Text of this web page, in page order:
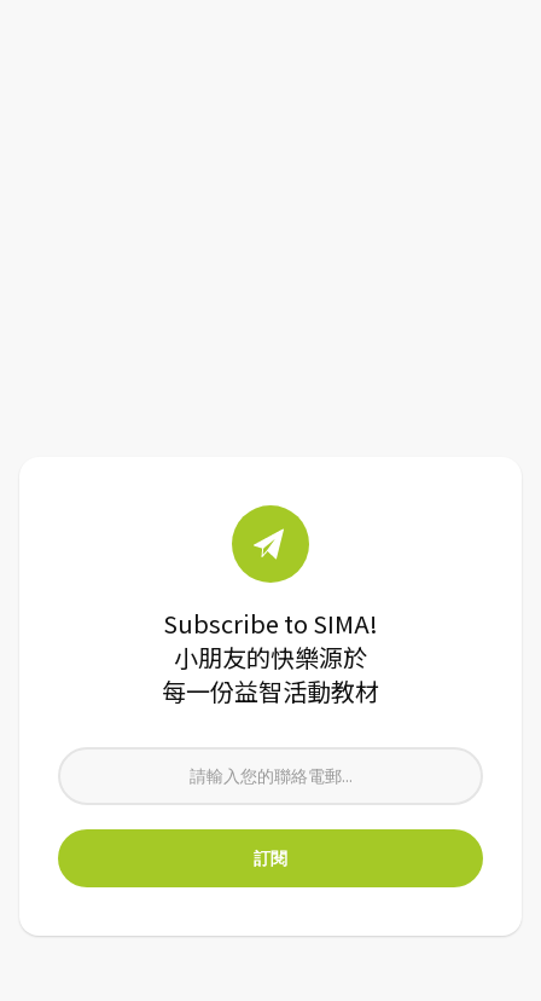
Subscribe to SIMA!
小朋友的快樂源於
每一份益智活動教材